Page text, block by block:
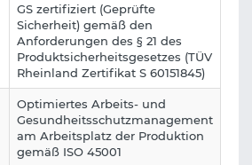
GS zertifiziert (Geprüfte
Sicherheit) gemäß den
Anforderungen des § 21 des
Produktsicherheitsgesetzes (TÜV
Rheinland Zertifikat S 60151845)
Optimiertes Arbeits- und
Gesundheitsschutzmanagement
am Arbeitsplatz der Produktion
gemäß ISO 45001